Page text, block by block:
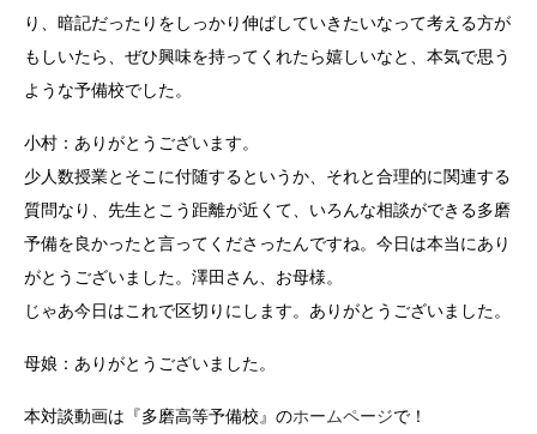
り、暗記だったりをしっかり伸ばしていきたいなって考える方が
もしいたら、ぜひ興味を持ってくれたら嬉しいなと、本気で思う
ような予備校でした。
小村：ありがとうございます。
少人数授業とそこに付随するというか、それと合理的に関連する
質問なり、先生とこう距離が近くて、いろんな相談ができる多磨
予備を良かったと言ってくださったんですね。今日は本当にあり
がとうございました。澤田さん、お母様。
じゃあ今日はこれで区切りにします。ありがとうございました。
母娘：ありがとうございました。
本対談動画は『多磨高等予備校』のホームページで！